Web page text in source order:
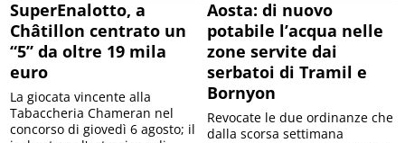
SuperEnalotto, a
Châtillon centrato un
“5” da oltre 19 mila
euro
La giocata vincente alla
Tabaccheria Chameran nel
concorso di giovedì 6 agosto; il
Aosta: di nuovo
potabile l’acqua nelle
zone servite dai
serbatoi di Tramil e
Bornyon
Revocate le due ordinanze che
dalla scorsa settimana